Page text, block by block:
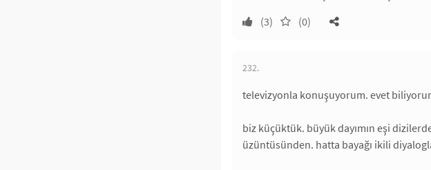
(3)
(0)
232.
televizyonla konuşuyorum. evet
biz küçüktük. büyük dayımın eşi
üzüntüsünden. hatta bayağı ikili